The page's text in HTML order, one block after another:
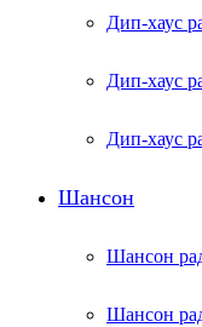
Дип-хаус
Дип-хаус
Дип-хаус
Шансон
Шансон
Шансон